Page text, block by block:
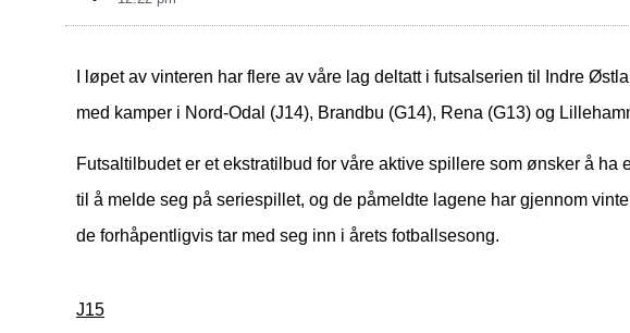
I løpet av vinteren har flere av våre lag deltatt i futsalserien til Indre
med kamper i Nord-Odal (J14), Brandbu (G14), Rena (G13) og
Futsaltilbudet er et ekstratilbud for våre aktive spillere som ønsker å
til å melde seg på seriespillet, og de påmeldte lagene har gjennom
de forhåpentligvis tar med seg inn i årets fotballsesong.
J15